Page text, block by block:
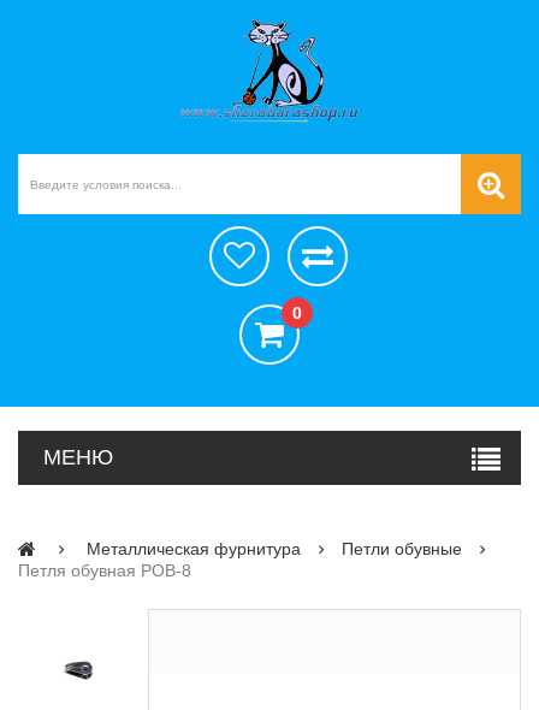
0
МЕНЮ
Металлическая фурнитура
Петли обувные
Петля обувная POB-8